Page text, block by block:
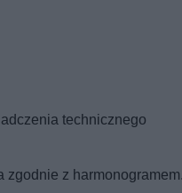
technicznego
zgodnie z harmonogramem.